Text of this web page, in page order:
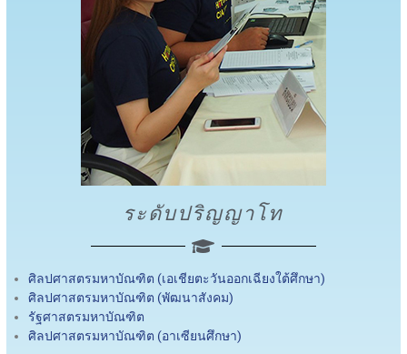
ระดับปริญญาโท
ศิลปศาสตรมหาบัณฑิต (เอเชียตะวันออกเฉียงใต้ศึกษา)
ศิลปศาสตรมหาบัณฑิต (พัฒนาสังคม)
รัฐศาสตรมหาบัณฑิต
ศิลปศาสตรมหาบัณฑิต (อาเซียนศึกษา)